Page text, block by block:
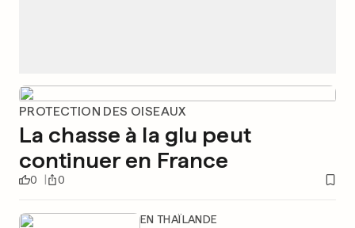
PROTECTION DES OISEAUX
La chasse à la glu peut
continuer en France
0 0
EN THAÏLANDE